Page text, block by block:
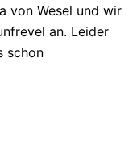
von Wesel und wir
an. Leider
schon